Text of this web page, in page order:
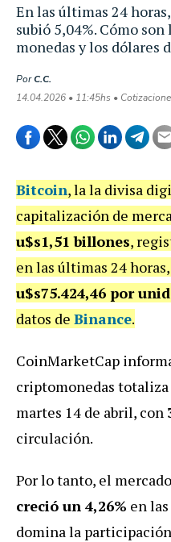
En las últimas 24
subió 5,04%. Cómo
monedas y los dólares
PorC.C.
14.04.2026 • 11:45hs •
Bitcoin, la la divisa
capitalización de
u$s1,51 billones,
en las últimas 24
u$s75.424,46 por
datos de Binance.
CoinMarketCap
criptomonedas totaliza
martes 14 de abril, con
circulación.
Por lo tanto, el
creció un 4,26% en
domina la